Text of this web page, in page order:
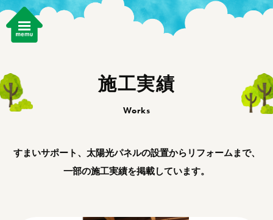
施工実績
Works
すまいサポート、太陽光パネルの設置からリフォームまで、
一部の施工実績を掲載しています。